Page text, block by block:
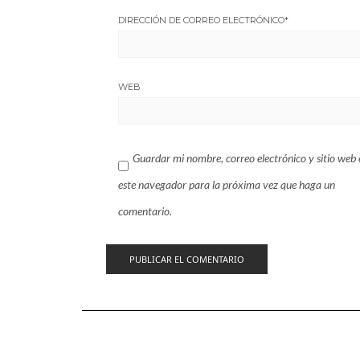
DIRECCIÓN DE CORREO ELECTRÓNICO*
WEB
Guardar mi nombre, correo electrónico y sitio web
este navegador para la próxima vez que haga un
comentario.